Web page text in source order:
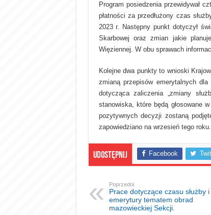
Program posiedzenia przewidywał
płatności za przedłużony czas
2023 r. Następny punkt dotyczył
Skarbowej oraz zmian jakie
Więziennej. W obu sprawach
Kolejne dwa punkty to wnioski
zmianą przepisów emerytalnych
dotycząca zaliczenia „zmiany
stanowiska, które będą głosowane
pozytywnych decyzji zostaną
zapowiedziano na wrzesień tego roku.
Udostępnij Facebook
Poprzedni
Prace dotyczące czasu służby i
emerytury tematem obrad
mazowieckiej Sekcji.